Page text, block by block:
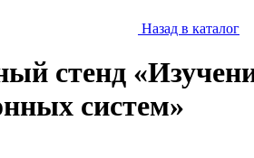
Назад в каталог
стенд
систем»